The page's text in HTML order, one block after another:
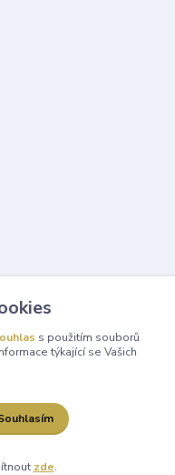
rychle.cz
s použitím souborů
týkající se Vašich
zde.